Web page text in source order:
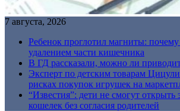
7 августа, 2026
Ребенок проглотил магниты: почему
удалением части кишечника
В ГД рассказали, можно ли
Эксперт по детским товарам
рисках покупок игрушек на
“Известия”: дети не смогут открыть
кошелек без согласия родителей